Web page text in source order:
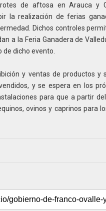
de aftosa en Arauca y
la realización de ferias
Dichos controles
a la Feria Ganadera de
de dicho evento.
y ventas de productos y
y se espera en los
para que a partir
ovinos y caprinos para